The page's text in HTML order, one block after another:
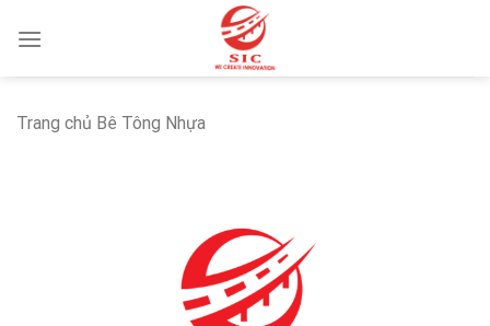
Trang chủ Bê Tông Nhựa